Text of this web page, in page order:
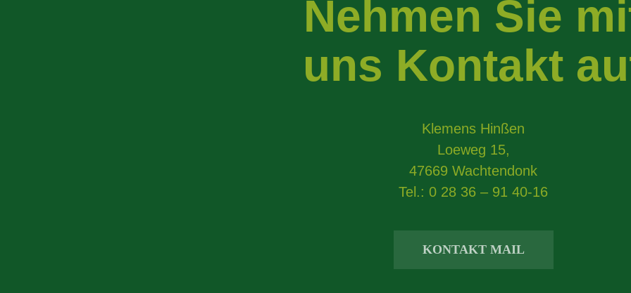
Nehmen Sie
uns Kontakt
Klemens Hinßen
Loeweg 15,
47669 Wachtendonk
Tel.: 0 28 36 – 91 40-16
KONTAKT MAIL